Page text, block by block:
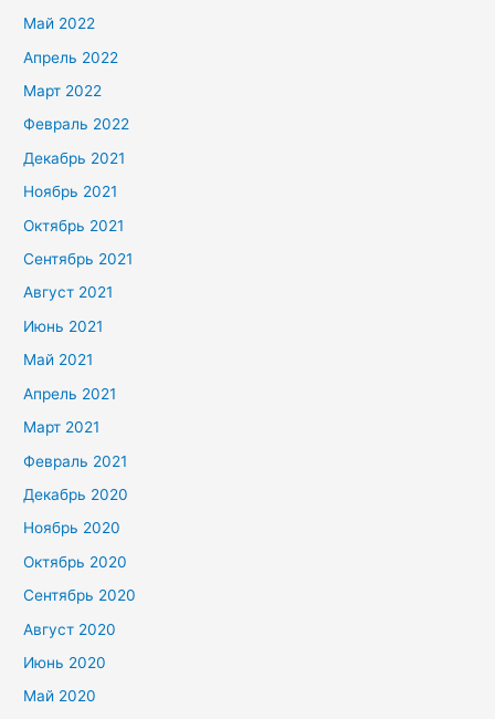
Май 2022
Апрель 2022
Март 2022
Февраль 2022
Декабрь 2021
Ноябрь 2021
Октябрь 2021
Сентябрь 2021
Август 2021
Июнь 2021
Май 2021
Апрель 2021
Март 2021
Февраль 2021
Декабрь 2020
Ноябрь 2020
Октябрь 2020
Сентябрь 2020
Август 2020
Июнь 2020
Май 2020